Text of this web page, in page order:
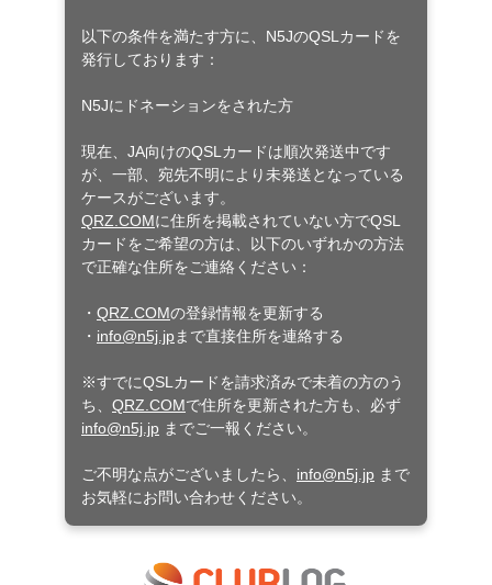
以下の条件を満たす方に、N5JのQSLカードを
発行しております：
N5Jにドネーションをされた方
現在、JA向けのQSLカードは順次発送中です
が、一部、宛先不明により未発送となっている
ケースがございます。
QRZ.COMに住所を掲載されていない方でQSL
カードをご希望の方は、以下のいずれかの方法
で正確な住所をご連絡ください：
・ QRZ.COMの登録情報を更新する
・ info@n5j.jpまで直接住所を連絡する
※すでにQSLカードを請求済みで未着の方のう
ち、 QRZ.COMで住所を更新された方も、必ず
info@n5j.jp までご一報ください。
ご不明な点がございましたら、 info@n5j.jp まで
お気軽にお問い合わせください。